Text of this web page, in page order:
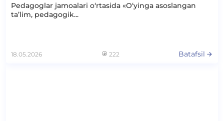
Pedagoglar jamoalari o‘rtasida «O‘yinga asoslangan
ta’lim, pedagogik...
18.05.2026 222 Batafsil